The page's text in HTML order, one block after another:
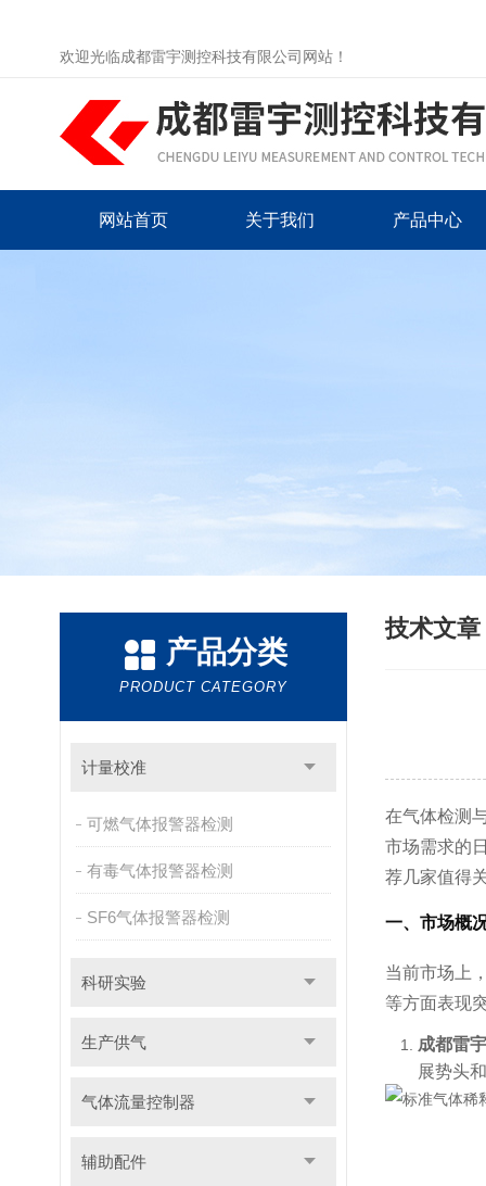
欢迎光临成都雷宇测控科技有限公司网站！
网站首页 关于我们 产品中心
产品分类
PRODUCT CATEGORY
计量校准
可燃气体报警器检测
有毒气体报警器检测
SF6气体报警器检测
科研实验
生产供气
气体流量控制器
辅助配件
技术文章
在气体检测
市场需求的
荐几家值得
一、市场概
当前市场上
等方面表现
成都雷
展势头